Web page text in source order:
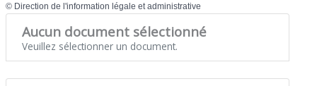
© Direction de l'information légale et administrative
Aucun document sélectionné
Veuillez sélectionner un document.